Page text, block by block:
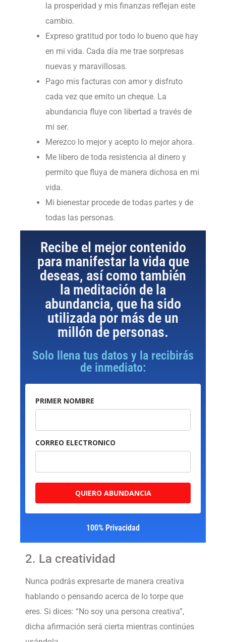
la prosperidad y mis finanzas reflejan este
cambio.
Expreso gratitud por todo lo bueno que hay
en mi vida. Cada día me trae sorpresas
nuevas y maravillosas.
Pago mis facturas con amor y disfruto
cada vez que emito un cheque. La
abundancia fluye con libertad a través de
mi ser.
Merezco lo mejor y acepto lo mejor ahora.
Me libero de toda resistencia al dinero y
permito que fluya de manera dichosa en mi
vida.
Mi bienestar procede de todas partes y de
todas las personas.
Recibe el mejor contenido
para manifestar la vida que
deseas, así como también
la meditación de la
abundancia, que ha sido
utilizada por más de un
millón de personas.
Solo llena tus datos y la recibirás
de inmediato:
PRIMER NOMBRE
CORREO ELECTRONICO
QUIERO ABUNDANCIA
100% Privacidad
2. La creatividad
Nunca podrás expresarte de manera creativa
hablando o pensando acerca de lo torpe que
eres. Si dices: “No soy una persona creativa”,
dicha afirmación será cierta mientras continúes